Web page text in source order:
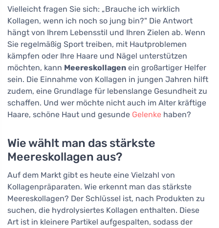
Vielleicht fragen Sie sich: „Brauche ich wirklich
Kollagen, wenn ich noch so jung bin?" Die Antwort
hängt von Ihrem Lebensstil und Ihren Zielen ab. Wenn
Sie regelmäßig Sport treiben, mit Hautproblemen
kämpfen oder Ihre Haare und Nägel unterstützen
möchten, kann Meereskollagen ein großartiger Helfer
sein. Die Einnahme von Kollagen in jungen Jahren hilft
zudem, eine Grundlage für lebenslange Gesundheit zu
schaffen. Und wer möchte nicht auch im Alter kräftige
Haare, schöne Haut und gesunde Gelenke haben?
Wie wählt man das stärkste
Meereskollagen aus?
Auf dem Markt gibt es heute eine Vielzahl von
Kollagenpräparaten. Wie erkennt man das stärkste
Meereskollagen? Der Schlüssel ist, nach Produkten zu
suchen, die hydrolysiertes Kollagen enthalten. Diese
Art ist in kleinere Partikel aufgespalten, sodass der